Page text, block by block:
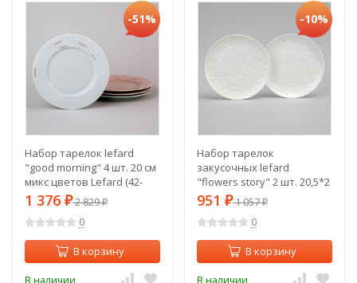
-51%
Набор тарелок lefard
"good morning" 4 шт. 20 см
микс цветов Lefard (42-
539)
1 376 ₽2 829₽
0
В корзину
В наличии
-10%
Набор тарелок
закусочных lefard
"flowers story" 2 шт. 20,5*2
см Lefard (474-266)
951 ₽1 057₽
0
В корзину
В наличии